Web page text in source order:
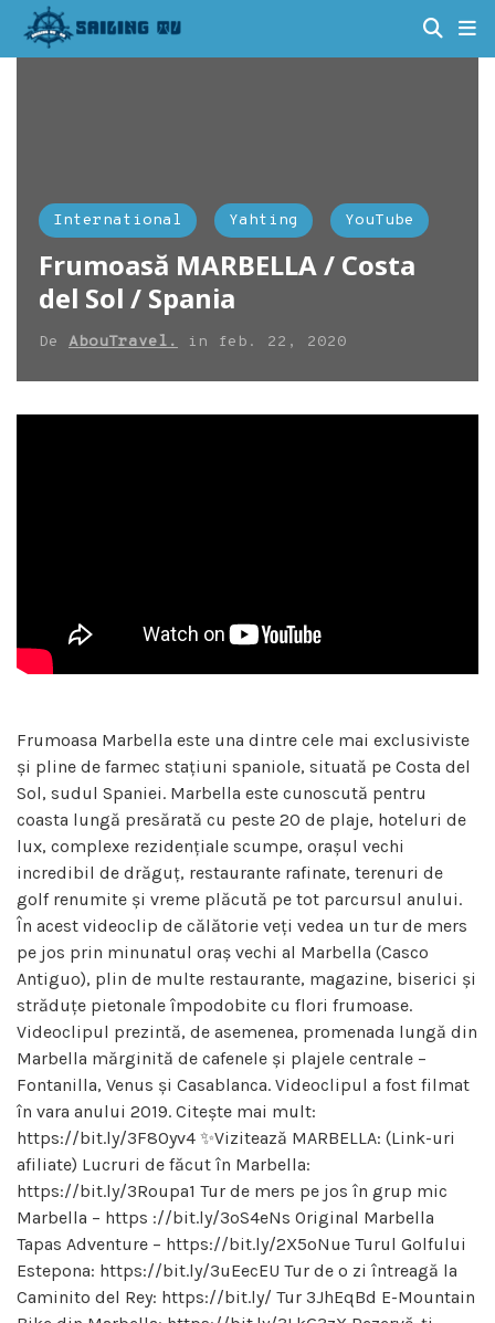
International Yahting YouTube
Frumoasă MARBELLA / Costa
del Sol / Spania
De AbouTravel. in feb. 22, 2020
Frumoasa Marbella este una dintre cele mai exclusiviste
și pline de farmec stațiuni spaniole, situată pe Costa del
Sol, sudul Spaniei. Marbella este cunoscută pentru
coasta lungă presărată cu peste 20 de plaje, hoteluri de
lux, complexe rezidențiale scumpe, orașul vechi
incredibil de drăguț, restaurante rafinate, terenuri de
golf renumite și vreme plăcută pe tot parcursul anului.
În acest videoclip de călătorie veți vedea un tur de mers
pe jos prin minunatul oraș vechi al Marbella (Casco
Antiguo), plin de multe restaurante, magazine, biserici și
străduțe pietonale împodobite cu flori frumoase.
Videoclipul prezintă, de asemenea, promenada lungă din
Marbella mărginită de cafenele și plajele centrale –
Fontanilla, Venus și Casablanca. Videoclipul a fost filmat
în vara anului 2019. Citește mai mult:
https://bit.ly/3F8Oyv4 ✨Vizitează MARBELLA: (Link-uri
afiliate) Lucruri de făcut în Marbella:
https://bit.ly/3Roupa1 Tur de mers pe jos în grup mic
Marbella – https ://bit.ly/3oS4eNs Original Marbella
Tapas Adventure – https://bit.ly/2X5oNue Turul Golfului
Estepona: https://bit.ly/3uEecEU Tur de o zi întreagă la
Caminito del Rey: https://bit.ly/ Tur 3JhEqBd E-Mountain